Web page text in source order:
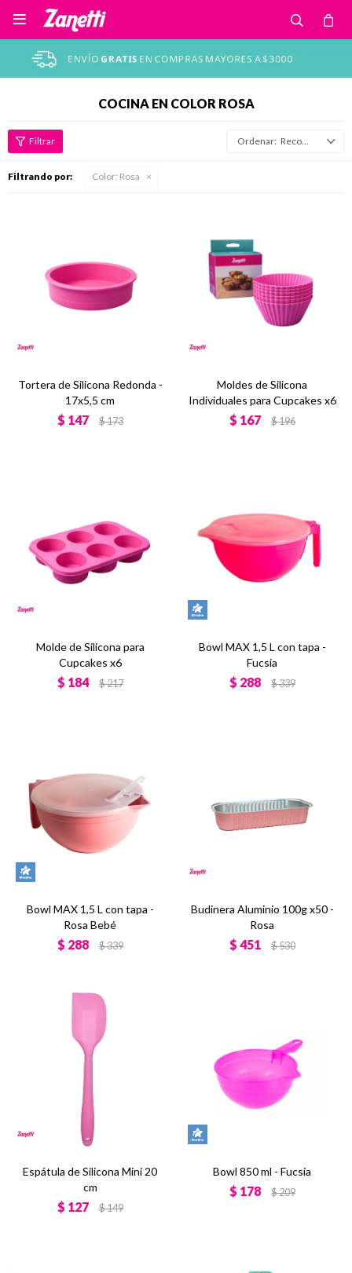

COCINA EN COLOR ROSA
Recomendados
Filtrando por: Color: Rosa
Tortera de Silicona Redonda -
17x5,5 cm
$ 147 $173
Moldes de Silicona
Individuales para Cupcakes x6
$ 167 $196
Molde de Silicona para
Cupcakes x6
$ 184 $217
Bowl MAX 1,5 L con tapa -
Fucsia
$ 288 $339
Bowl MAX 1,5 L con tapa -
Rosa Bebé
$ 288 $339
Budinera Aluminio 100g x50 -
Rosa
$ 451 $530
Espátula de Silicona Mini 20
cm
$ 127 $149
Bowl 850 ml - Fucsia
$ 178 $209